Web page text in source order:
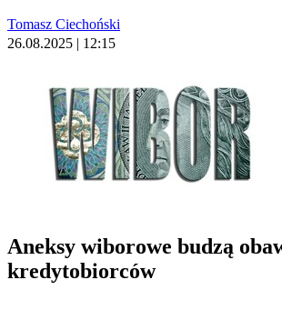
Tomasz Ciechoński
26.08.2025 | 12:15
Aneksy wiborowe budzą
kredytobiorców